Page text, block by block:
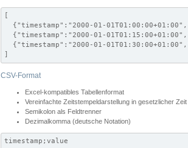
[
{"timestamp":"2000-01-
{"timestamp":"2000-01-
{"timestamp":"2000-01-
]
CSV-Format
Excel-kompatibles Tabellenformat
Vereinfachte Zeitstempeldarstellung in gesetzlicher
Semikolon als Feldtrenner
Dezimalkomma (deutsche Notation)
timestamp;value